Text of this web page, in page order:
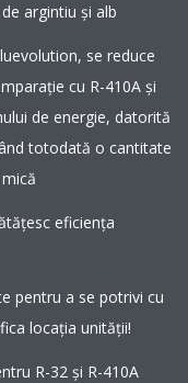
argintiu şi alb
se reduce
cu R-410A și
de energie, datorită
totodată o cantitate
eficienţa
pentru a se potrivi cu
locaţia unităţii!
R-32 și R-410A